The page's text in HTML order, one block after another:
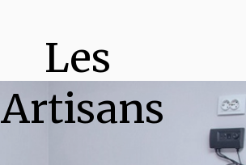
Les
Artisans